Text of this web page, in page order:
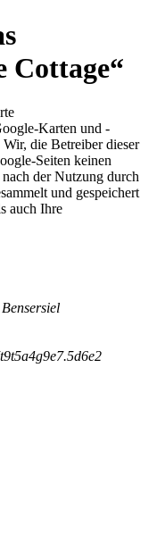
Cottage“
Karten und -
die Betreiber dieser
Seiten keinen
der Nutzung durch
und gespeichert
auch Ihre
t9t5a4g9e7.5d6e2